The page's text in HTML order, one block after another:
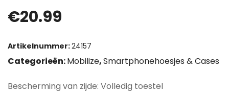
€20.99
Artikelnummer:24157
Categorieën:Mobilize,Smartphonehoesjes & Cases
Bescherming van zijde: Volledig toestel